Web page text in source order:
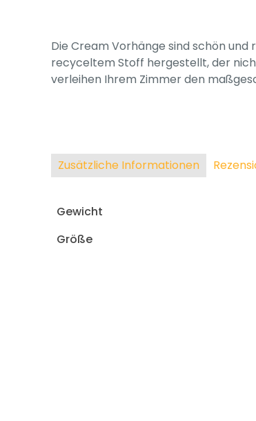
Die Cream Vorhänge sind schön und
recyceltem Stoff hergestellt, der
verleihen Ihrem Zimmer den
Zusätzliche Informationen
Gewicht
Größe